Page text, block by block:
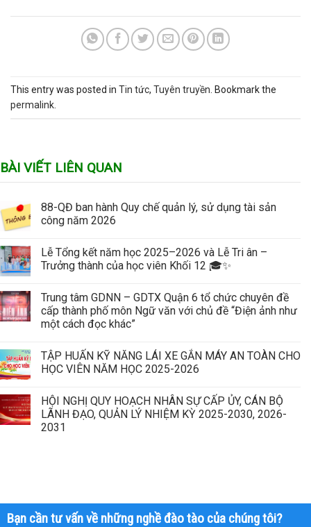
This entry was posted in Tin tức, Tuyên truyền . Bookmark the
permalink
BÀI VIẾT LIÊN QUAN
88-QĐ ban hành Quy chế quản lý, sử dụng tài sản
công năm 2026
Lễ Tổng kết năm học 2025–2026 và Lễ Tri ân –
Trưởng thành của học viên Khối 12 🎓✨
Trung tâm GDNN – GDTX Quận 6 tổ chức chuyên đề
cấp thành phố môn Ngữ văn với chủ đề “Điện ảnh như
một cách đọc khác”
TẬP HUẤN KỸ NĂNG LÁI XE GẮN MÁY AN TOÀN CHO
HỌC VIÊN NĂM HỌC 2025-2026
HỘI NGHỊ QUY HOẠCH NHÂN SỰ CẤP ỦY, CÁN BỘ
LÃNH ĐẠO, QUẢN LÝ NHIỆM KỲ 2025-2030, 2026-
2031
Bạn cần tư vấn về những nghề đào tào của chúng tôi?